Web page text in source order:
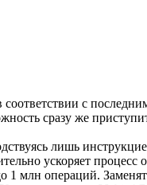
соответствии с
сразу же
лишь
ускоряет
1 млн операций.